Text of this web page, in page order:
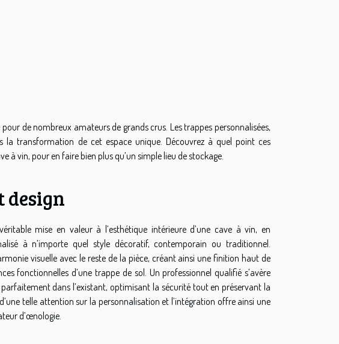
de nombreux amateurs de grands crus. Les trappes personnalisées,
la transformation de cet espace unique. Découvrez à quel point ces
à vin, pour en faire bien plus qu’un simple lieu de stockage.
design
mise en valeur à l’esthétique intérieure d’une cave à vin, en
à n’importe quel style décoratif, contemporain ou traditionnel.
visuelle avec le reste de la pièce, créant ainsi une finition haut de
fonctionnelles d’une trappe de sol. Un professionnel qualifié s’avère
dans l’existant, optimisant la sécurité tout en préservant la
telle attention sur la personnalisation et l’intégration offre ainsi une
d’œnologie.